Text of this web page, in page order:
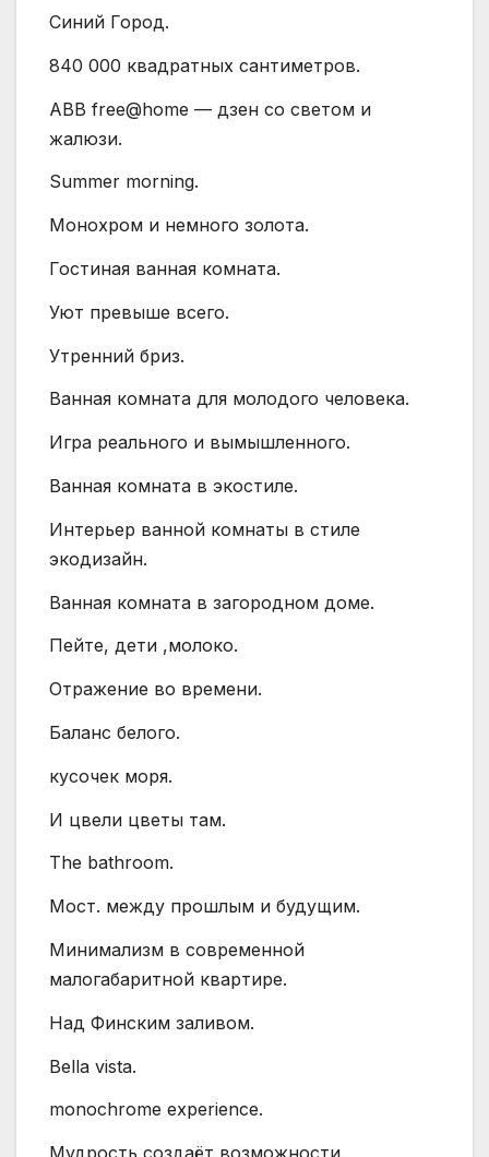
Синий Город.
840 000 квадратных сантиметров.
ABB free@home — дзен со светом и
жалюзи.
Summer morning.
Монохром и немного золота.
Гостиная ванная комната.
Уют превыше всего.
Утренний бриз.
Ванная комната для молодого человека.
Игра реального и вымышленного.
Ванная комната в экостиле.
Интерьер ванной комнаты в стиле
экодизайн.
Ванная комната в загородном доме.
Пейте, дети ,молоко.
Отражение во времени.
Баланс белого.
кусочек моря.
И цвели цветы там.
The bathroom.
Мост. между прошлым и будущим.
Минимализм в современной
малогабаритной квартире.
Над Финским заливом.
Bella vista.
monochrome experience.